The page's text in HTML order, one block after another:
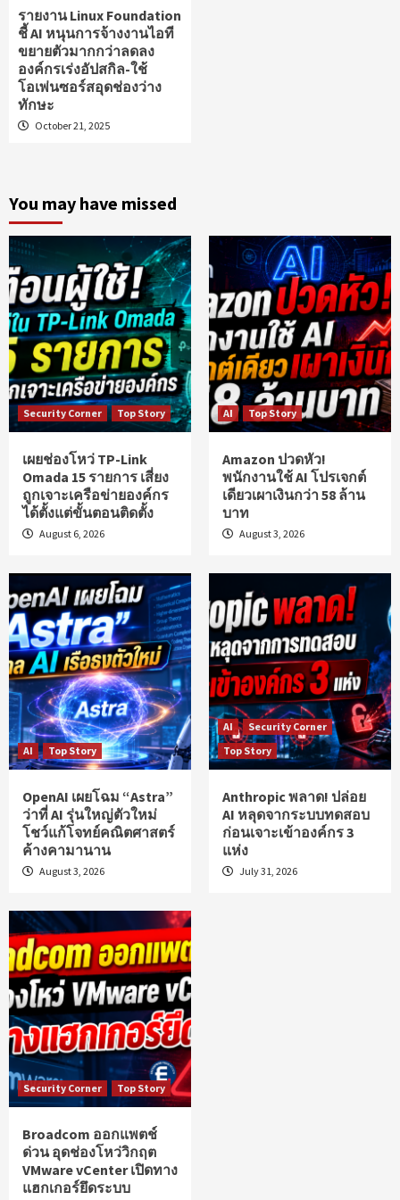
รายงาน Linux Foundation
ชี้ AI หนุนการจ้างงานไอที
ขยายตัวมากกว่าลดลง
องค์กรเร่งอัปสกิล-ใช้
โอเพ่นซอร์สอุดช่องว่าง
ทักษะ
October 21, 2025
You may have missed
Security Corner Top Story
เผยช่องโหว่ TP-Link
Omada 15 รายการ เสี่ยง
ถูกเจาะเครือข่ายองค์กร
ได้ตั้งแต่ขั้นตอนติดตั้ง
August 6, 2026
AI Top Story
Amazon ปวดหัว!
พนักงานใช้ AI โปรเจกต์
เดียวเผาเงินกว่า 58 ล้าน
บาท
August 3, 2026
AI Top Story
OpenAI เผยโฉม “Astra”
ว่าที่ AI รุ่นใหญ่ตัวใหม่
โชว์แก้โจทย์คณิตศาสตร์
ค้างคามานาน
August 3, 2026
AI
Security Corner
Top Story
Anthropic พลาด! ปล่อย
AI หลุดจากระบบทดสอบ
ก่อนเจาะเข้าองค์กร 3
แห่ง
July 31, 2026
Security Corner Top Story
Broadcom ออกแพตช์
ด่วน อุดช่องโหว่วิกฤต
VMware vCenter เปิดทาง
แฮกเกอร์ยึดระบบ